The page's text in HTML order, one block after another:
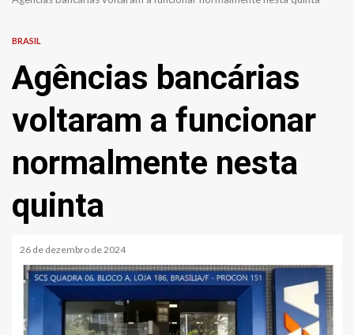
BRASIL
Agências bancárias
voltaram a funcionar
normalmente nesta
quinta
26 de dezembro de 2024